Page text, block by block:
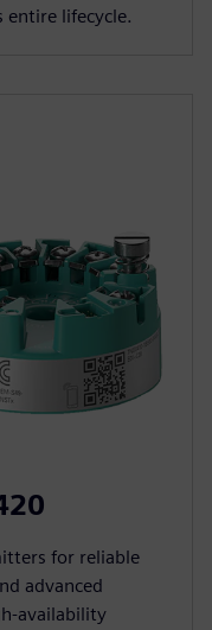
lifecycle.
for reliable
advanced
availability